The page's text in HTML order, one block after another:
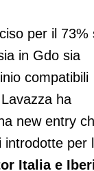
per il 73%
in Gdo sia
compatibili
ha
new entry
introdotte per
Italia e